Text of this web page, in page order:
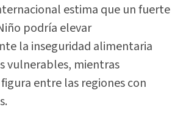
estima que un fuerte
podría elevar
la inseguridad alimentaria
vulnerables, mientras
entre las regiones con